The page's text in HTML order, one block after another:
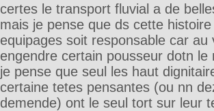
certes le transport fluvial a de
mais je pense que ds cette
equipages soit responsable car au
engendre certain pousseur dotn le
je pense que seul les haut
certaine tetes pensantes (ou nn
demende) ont le seul tort sur leur